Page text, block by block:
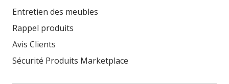
Entretien des meubles
Rappel produits
Avis Clients
Sécurité Produits Marketplace